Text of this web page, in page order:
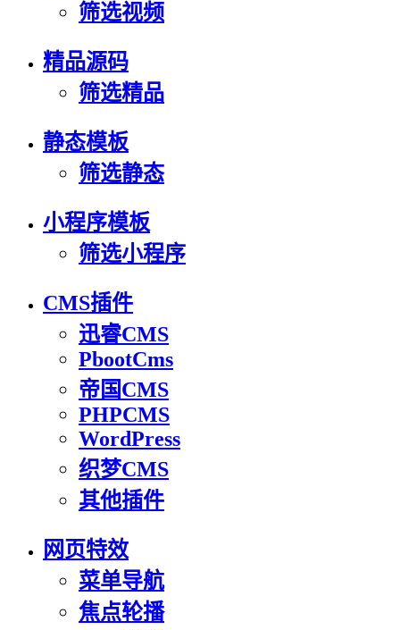
筛选视频
精品源码
筛选精品
静态模板
筛选静态
小程序模板
筛选小程序
CMS插件
迅睿CMS
PbootCms
帝国CMS
PHPCMS
WordPress
织梦CMS
其他插件
网页特效
菜单导航
焦点轮播